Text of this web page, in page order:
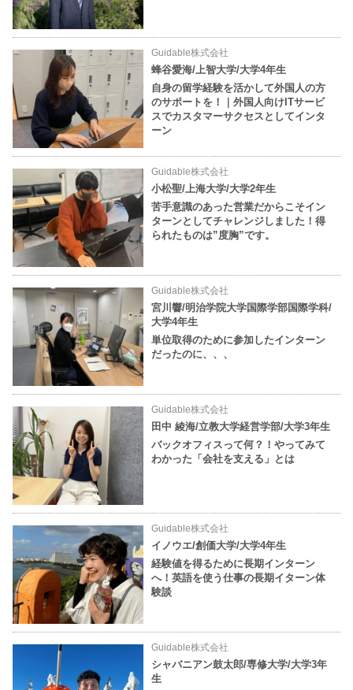
Guidable株式会社
蜂谷愛海/上智大学/大学4年生
自身の留学経験を活かして外国人の方
のサポートを！｜外国人向けITサービ
スでカスタマーサクセスとしてインタ
ーン
Guidable株式会社
小松聖/上海大学/大学2年生
苦手意識のあった営業だからこそイン
ターンとしてチャレンジしました！得
られたものは”度胸”です。
Guidable株式会社
宮川響/明治学院大学国際学部国際学科/
大学4年生
単位取得のために参加したインターン
だったのに、、、
Guidable株式会社
田中 綾海/立教大学経営学部/大学3年生
バックオフィスって何？！やってみて
わかった「会社を支える」とは
Guidable株式会社
イノウエ/創価大学/大学4年生
経験値を得るために長期インターン
へ！英語を使う仕事の長期イターン体
験談
Guidable株式会社
シャバニアン鼓太郎/専修大学/大学3年
生